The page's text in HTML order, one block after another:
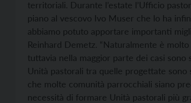
territoriali. Durante l’estate l’Ufficio
piano al vescovo Ivo Muser che lo ha
abbiamo potuto apportare importanti
Reinhard Demetz. “Naturalmente è
tuttavia nella maggior parte dei casi
Unità pastorali tra quelle progettate sono
che molte comunità parrocchiali siano
necessità di formare Unità pastorali più